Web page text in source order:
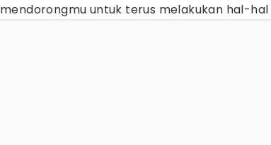
mendorongmu untuk terus melakukan hal-hal